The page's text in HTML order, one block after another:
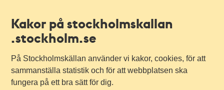
Kakor på stockholmskallan
.stockholm.se
På Stockholmskällan använder vi kakor, cookies, för att
sammanställa statistik och för att webbplatsen ska
fungera på ett bra sätt för dig.